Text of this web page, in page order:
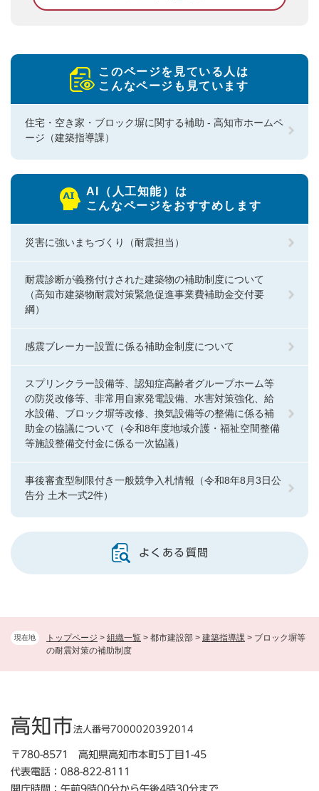
現在地 トップページ > 組織一覧 > 都市建設部 > 建築指導課 > ブロック塀等
の耐震対策の補助制度
このページを見ている人は
こんなページも見ています
住宅・空き家・ブロック塀に関する補助 - 高知市ホームペ
ージ（建築指導課）
AI（人工知能）は
こんなページをおすすめします
災害に強いまちづくり（耐震担当）
耐震診断が義務付けされた建築物の補助制度について
（高知市建築物耐震対策緊急促進事業費補助金交付要
綱）
感震ブレーカー設置に係る補助金制度について
スプリンクラー設備等、認知症高齢者グループホーム等
の防災改修等、非常用自家発電設備、水害対策強化、給
水設備、ブロック塀等改修、換気設備等の整備に係る補
助金の協議について（令和8年度地域介護・福祉空間整備
等施設整備交付金に係る一次協議）
事後審査型制限付き一般競争入札情報（令和8年8月3日公
告分 土木一式2件）
よくある質問
高知市法人番号7000020392014
〒780-8571 高知県高知市本町5丁目1-45
代表電話：088-822-8111
開庁時間：午前9時00分から午後4時30分まで